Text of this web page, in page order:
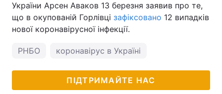
України Арсен Аваков 13 березня заявив про те,
що в окупованій Горлівці зафіксовано 12 випадків
нової коронавірусної інфекції.
РНБО коронавірус в Україні
ПІДТРИМАЙТЕ НАС